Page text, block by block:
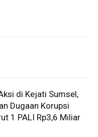
di Kejati Sumsel,
Dugaan Korupsi
1 PALI Rp3,6 Miliar